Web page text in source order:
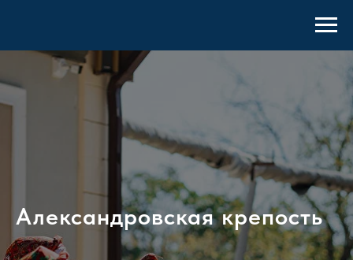
Александровская крепость